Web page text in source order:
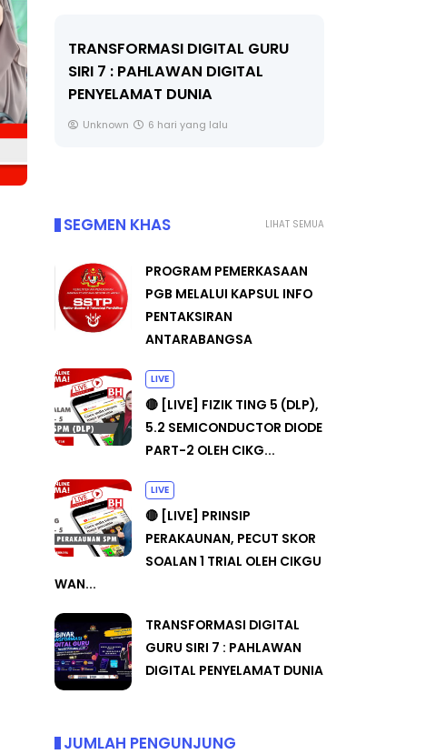
MAJLIS ANUGERAH FFK
(FESTIVAL LENSA PENDIDIKAN -
FLeP) 2026
Unknown 7 hari yang lalu
LIHAT SEMUA
SEGMEN KHAS
PROGRAM PEMERKASAAN
PGB MELALUI KAPSUL INFO
PENTAKSIRAN
ANTARABANGSA
LIVE
🔴 [LIVE] FIZIK TING 5 (DLP),
5.2 SEMICONDUCTOR DIODE
PART-2 OLEH CIKG...
LIVE
🔴 [LIVE] PRINSIP
PERAKAUNAN, PECUT SKOR
SOALAN 1 TRIAL OLEH CIKGU
WAN...
TRANSFORMASI DIGITAL
GURU SIRI 7 : PAHLAWAN
DIGITAL PENYELAMAT DUNIA
JUMLAH PENGUNJUNG